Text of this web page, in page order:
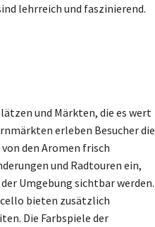
lehrreich und faszinierend.
und Märkten, die es wert
erleben Besucher die
den Aromen frisch
und Radtouren ein,
Umgebung sichtbar werden.
bieten zusätzlich
Die Farbspiele der